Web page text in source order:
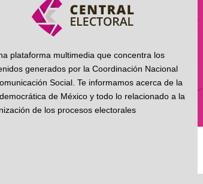
plataforma multimedia que concentra los
generados por la Coordinación Nacional
Social. Te informamos acerca de la
de México y todo lo relacionado a la
de los procesos electorales